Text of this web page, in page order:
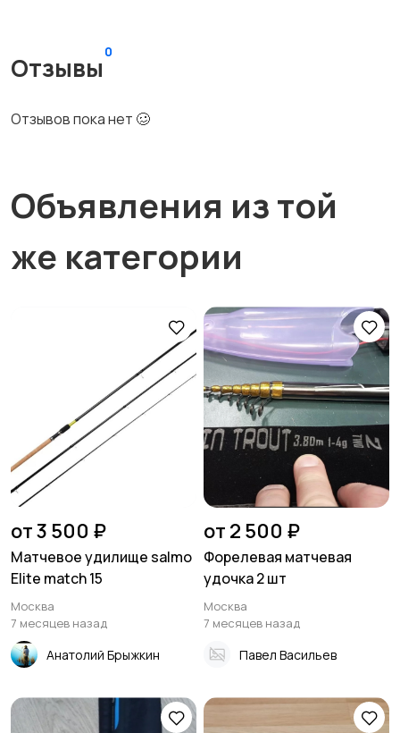
Отзывы
0
Отзывов пока нет 🥴
Объявления из той
же категории
от 3 500 ₽
Матчевое удилище salmo
Elite match 15
Москва
7 месяцев назад
Анатолий Брыжкин
от 2 500 ₽
Форелевая матчевая
удочка 2 шт
Москва
7 месяцев назад
Павел Васильев